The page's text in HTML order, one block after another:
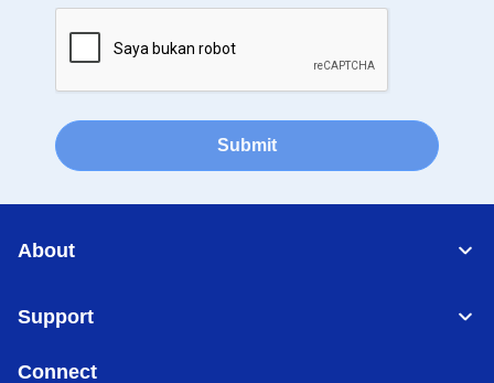
Submit
About
Support
Connect